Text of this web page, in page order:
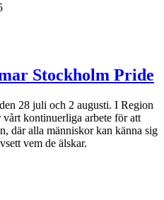
Stockholm Pride
28 juli och 2 augusti. I Region
kontinuerliga arbete för att
där alla människor kan känna sig
vem de älskar.